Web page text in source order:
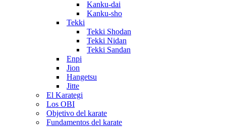
Kanku-dai
Kanku-sho
Tekki
Tekki Shodan
Tekki Nidan
Tekki Sandan
Enpi
Jion
Hangetsu
Jitte
El Karategi
Los OBI
Objetivo del karate
Fundamentos del karate